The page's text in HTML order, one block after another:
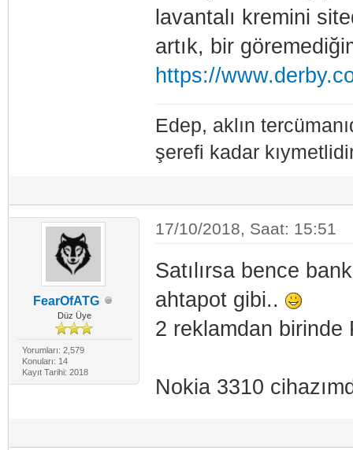
lavantalı kremini
artık, bir
https://
Edep, aklın
şerefi kadar
FearOfATG
Düz Üye
Yorumları: 2,579
Konuları: 14
Kayıt Tarihi: 2018
17/10/2018, Saat: 15:51
Satılırsa bence
ahtapot gibi..
2 reklamdan birinde
Nokia 3310